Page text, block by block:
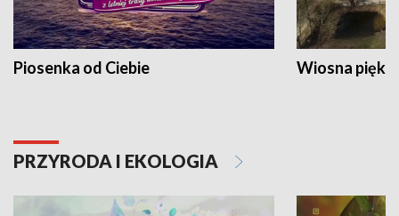
Piosenka od Ciebie Wiosna
PRZYRODA I EKOLOGIA